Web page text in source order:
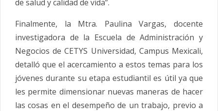
de salud y calidad de vida”.
Finalmente, la Mtra. Paulina Vargas, docente
investigadora de la Escuela de Administración y
Negocios de CETYS Universidad, Campus Mexicali,
detalló que el acercamiento a estos temas para los
jóvenes durante su etapa estudiantil es útil ya que
les permite dimensionar nuevas maneras de hacer
las cosas en el desempeño de un trabajo, previo a